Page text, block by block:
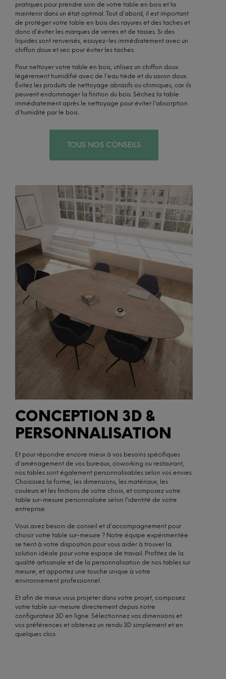
pratiques pour prendre soin de votre table en bois et la
maintenir dans un état optimal. Tout d'abord, il est important
de protéger votre table en bois des rayures et des taches et
donc d’éviter les marques de verres et de tasses. Si des
liquides sont renversés, essuyez-les immédiatement avec un
chiffon doux et sec pour éviter les taches.
Pour nettoyer votre table en bois, utilisez un chiffon doux
légèrement humidifié avec de l'eau tiède et du savon doux.
Évitez les produits de nettoyage abrasifs ou chimiques, car ils
peuvent endommager la finition du bois. Séchez la table
immédiatement après le nettoyage pour éviter l'absorption
d'humidité par le bois.
TOUS NOS CONSEILS
CONCEPTION 3D &
PERSONNALISATION
Et pour répondre encore mieux à vos besoins spécifiques
d'aménagement de vos bureaux, coworking ou restaurant,
nos tables sont également personnalisables selon vos envies.
Choisissez la forme, les dimensions, les matériaux, les
couleurs et les finitions de votre choix, et composez votre
table sur-mesure personnalisée selon l'identité de votre
entreprise.
Vous avez besoin de conseil et d'accompagnement pour
choisir votre table sur-mesure ? Notre équipe expérimentée
se tient à votre disposition pour vous aider à trouver la
solution idéale pour votre espace de travail. Profitez de la
qualité artisanale et de la personnalisation de nos tables sur
mesure, et apportez une touche unique à votre
environnement professionnel.
Et afin de mieux vous projeter dans votre projet, composez
votre table sur-mesure directement depuis notre
configurateur 3D en ligne. Sélectionnez vos dimensions et
vos préférences et obtenez un rendu 3D simplement et en
quelques clics.